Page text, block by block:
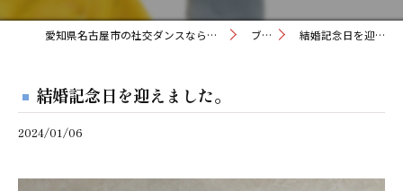
愛知県名古屋市の社交ダンスならナゴヤダンスワールド ブログ 結婚記念日を迎えました。
結婚記念日を迎えました。
2024/01/06